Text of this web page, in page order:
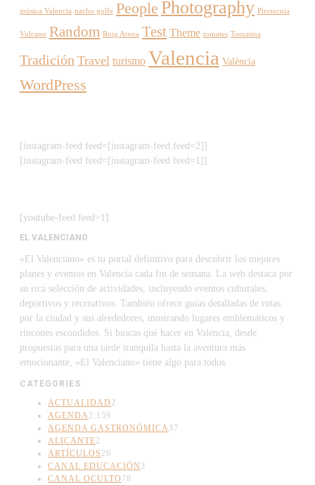
música Valencia nacho golfe People Photography Pirotecnia
Vulcano Random Roig Arena Test Theme tomates Tomatina
Tradición Travel turismo Valencia València
WordPress
[instagram-feed feed=[instagram-feed feed=2]]
[instagram-feed feed=[instagram-feed feed=1]]
[youtube-feed feed=1]
EL VALENCIANO
«El Valenciano» es tu portal definitivo para descubrir los mejores
planes y eventos en Valencia cada fin de semana. La web destaca por
su rica selección de actividades, incluyendo eventos culturales,
deportivos y recreativos. También ofrece guías detalladas de rutas
por la ciudad y sus alrededores, mostrando lugares emblemáticos y
rincones escondidos. Si buscas qué hacer en Valencia, desde
propuestas para una tarde tranquila hasta la aventura más
emocionante, «El Valenciano» tiene algo para todos.
CATEGORIES
ACTUALIDAD 2
AGENDA2.159
AGENDA GASTRONÓMICA37
ALICANTE2
ARTÍCULOS 26
CANAL EDUCACIÓN 3
CANAL OCULTO 78